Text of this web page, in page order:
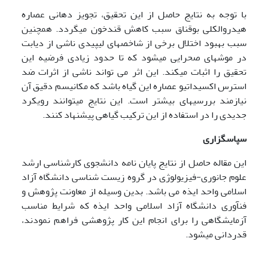
با توجه به نتایج حاصل از این تحقیق، تجویز دهانی عصاره
هیدروالکلی بوقناق سبب کاهش قندخون می­گردد. همچنین
سبب بهبود اختلال برخی از شاخص­های لیپیدی ناشی از دیابت
در موش­های صحرایی می­شود که تا حدود زیادی فرضیه این
تحقیق را اثبات می­کند. این اثر می تواند ناشی از اثرات ضد
استرس اکسیداتیو عصاره این گیاه باشد که مکانیسم دقیق آن
نیازمند بررسی­های بیشتر است. این نتایج می­توانند رویکرد
جدیدی را در استفاده از این ترکیب گیاهی پیشنهاد کنند.
سپاسگزاری
این مقاله حاصل از نتایج پایان نامه دانشجوی کارشناسی ارشد
علوم جانوری-فیزیولوژی در گروه زیست شناسی دانشگاه آزاد
اسلامی واحد ایذه می باشد. بدین وسیله از معاونت پژوهش و
فن­آوری دانشگاه آزاد اسلامی واحد ایذه که شرایط مناسب
آزمایشگاهی را برای انجام این کار پژوهشی فراهم نمودند،
قدردانی می­شود.